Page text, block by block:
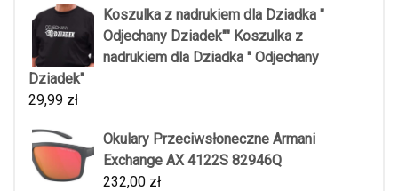
Koszulka z nadrukiem dla Dziadka "
Odjechany Dziadek"" Koszulka z
nadrukiem dla Dziadka " Odjechany
Dziadek"
29,99 zł
Okulary Przeciwsłoneczne Armani
Exchange AX 4122S 82946Q
232,00 zł